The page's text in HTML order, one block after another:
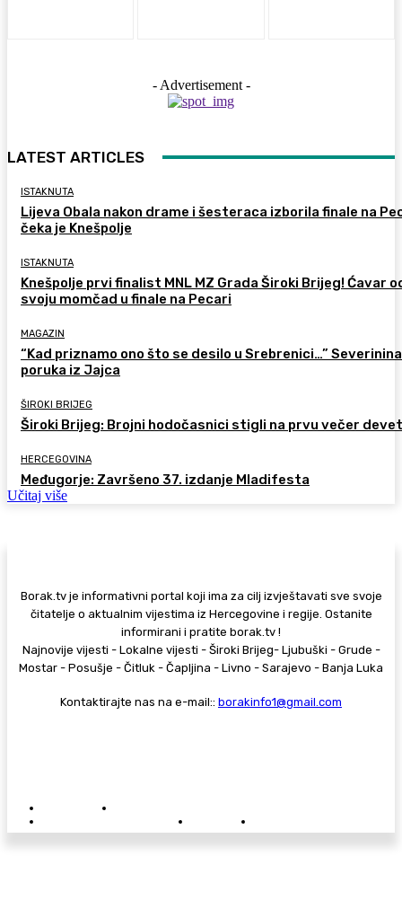
- Advertisement -
LATEST ARTICLES
ISTAKNUTA
Lijeva Obala nakon drame i šesteraca izborila finale na
čeka je Knešpolje
ISTAKNUTA
Knešpolje prvi finalist MNL MZ Grada Široki Brijeg! Ćavar
svoju momčad u finale na Pecari
MAGAZIN
“Kad priznamo ono što se desilo u Srebrenici…” Severinina
poruka iz Jajca
ŠIROKI BRIJEG
Široki Brijeg: Brojni hodočasnici stigli na prvu večer
HERCEGOVINA
Međugorje: Završeno 37. izdanje Mladifesta
Učitaj više
Borak.tv je informativni portal koji ima za cilj izvještavati sve svoje
čitatelje o aktualnim vijestima iz Hercegovine i regije. Ostanite
informirani i pratite borak.tv !
Najnovije vijesti - Lokalne vijesti - Široki Brijeg- Ljubuški - Grude -
Mostar - Posušje - Čitluk - Čapljina - Livno - Sarajevo - Banja Luka
Kontaktirajte nas na e-mail:: borakinfo1@gmail.com